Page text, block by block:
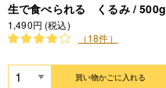
生で食べられる くるみ / 500g
1,490円 (税込)
（18件）
買い物かごに入れる